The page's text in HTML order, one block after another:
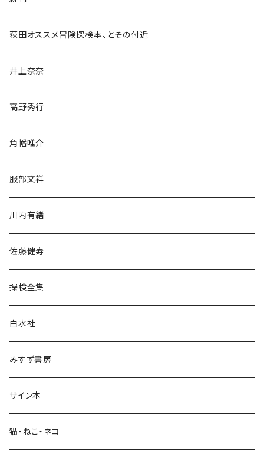
和書
文学・小説・物語
随筆・ノンフィクション・その他
民族・風習
言語・ことば
荻田オススメ冒険探検本、とその付近
井上奈奈
高野秀行
角幡唯介
服部文祥
川内有緒
佐藤健寿
探検全集
白水社
みすず書房
サイン本
猫・ねこ・ネコ